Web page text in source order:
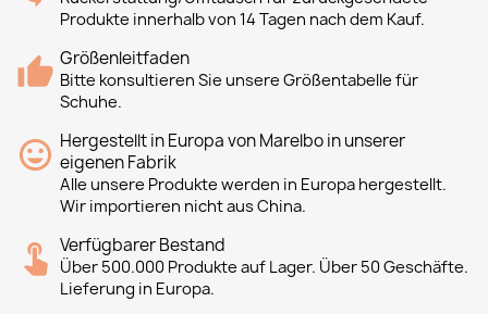
Produkte innerhalb von 14 Tagen nach dem Kauf.
Größenleitfaden
Bitte konsultieren Sie unsere Größentabelle für
Schuhe.
Hergestellt in Europa von Marelbo in unserer
eigenen Fabrik
Alle unsere Produkte werden in Europa hergestellt.
Wir importieren nicht aus China.
Verfügbarer Bestand
Über 500.000 Produkte auf Lager. Über 50 Geschäfte.
Lieferung in Europa.